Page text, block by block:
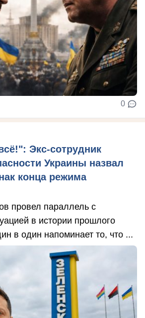
0
Экс-сотрудник
Украины назвал
конца режима
провел параллель с
в истории прошлого
в один напоминает то, что ...